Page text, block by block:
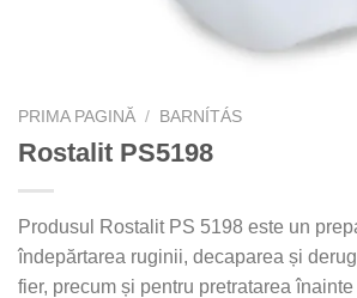
PRIMA PAGINĂ / BARNÍTÁS
Rostalit PS5198
Produsul Rostalit PS 5198 este un
îndepărtarea ruginii, decaparea și
fier, precum și pentru pretratarea